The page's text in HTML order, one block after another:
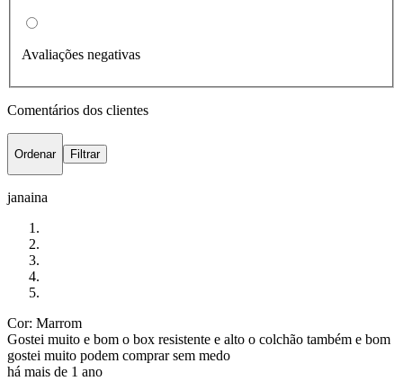
Avaliações negativas
Comentários dos clientes
Ordenar Filtrar
janaina
Cor: Marrom
Gostei muito e bom o box resistente e alto o colchão também e bom
gostei muito podem comprar sem medo
há mais de 1 ano